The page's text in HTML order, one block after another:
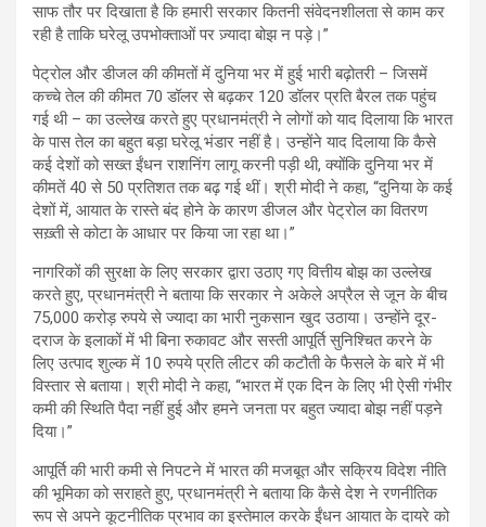
साफ तौर पर दिखाता है कि हमारी सरकार कितनी संवेदनशीलता से काम कर
रही है ताकि घरेलू उपभोक्ताओं पर ज़्यादा बोझ न पड़े।”
पेट्रोल और डीजल की कीमतों में दुनिया भर में हुई भारी बढ़ोतरी – जिसमें
कच्चे तेल की कीमत 70 डॉलर से बढ़कर 120 डॉलर प्रति बैरल तक पहुंच
गई थी – का उल्लेख करते हुए प्रधानमंत्री ने लोगों को याद दिलाया कि भारत
के पास तेल का बहुत बड़ा घरेलू भंडार नहीं है। उन्होंने याद दिलाया कि कैसे
कई देशों को सख्त ईंधन राशनिंग लागू करनी पड़ी थी, क्योंकि दुनिया भर में
कीमतें 40 से 50 प्रतिशत तक बढ़ गई थीं। श्री मोदी ने कहा, “दुनिया के कई
देशों में, आयात के रास्ते बंद होने के कारण डीजल और पेट्रोल का वितरण
सख़्ती से कोटा के आधार पर किया जा रहा था।”
नागरिकों की सुरक्षा के लिए सरकार द्वारा उठाए गए वित्तीय बोझ का उल्लेख
करते हुए, प्रधानमंत्री ने बताया कि सरकार ने अकेले अप्रैल से जून के बीच
75,000 करोड़ रुपये से ज्यादा का भारी नुकसान खुद उठाया। उन्होंने दूर-
दराज के इलाकों में भी बिना रुकावट और सस्ती आपूर्ति सुनिश्चित करने के
लिए उत्पाद शुल्क में 10 रुपये प्रति लीटर की कटौती के फैसले के बारे में भी
विस्तार से बताया। श्री मोदी ने कहा, “भारत में एक दिन के लिए भी ऐसी गंभीर
कमी की स्थिति पैदा नहीं हुई और हमने जनता पर बहुत ज्यादा बोझ नहीं पड़ने
दिया।”
आपूर्ति की भारी कमी से निपटने में भारत की मजबूत और सक्रिय विदेश नीति
की भूमिका को सराहते हुए, प्रधानमंत्री ने बताया कि कैसे देश ने रणनीतिक
रूप से अपने कूटनीतिक प्रभाव का इस्तेमाल करके ईंधन आयात के दायरे को